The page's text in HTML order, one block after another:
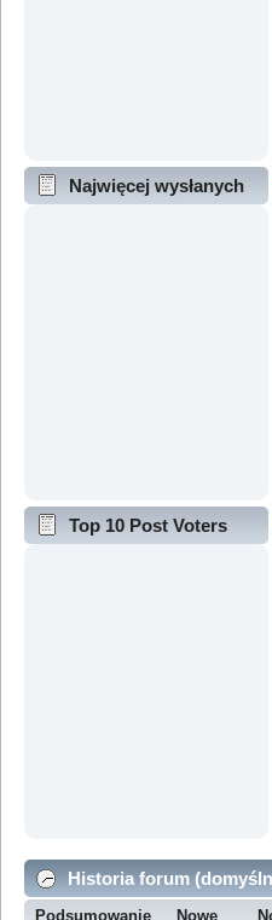
Najwięcej wysłanych
Top 10 Post Voters
Historia forum
Podsumowanie Nowe